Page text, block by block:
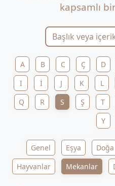
kapsamlı
A B C Ç D
I
İ J K L
Q
R S Ş T
Y
Genel Eşya Doğa
Hayvanlar
Mekanlar